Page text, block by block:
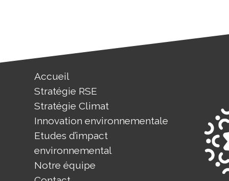
Accueil
Stratégie RSE
Stratégie Climat
Innovation environnementale
Etudes d’impact
environnemental
Notre équipe